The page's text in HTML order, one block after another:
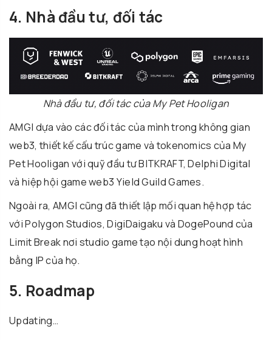
4. Nhà đầu tư, đối tác
Nhà đầu tư, đối tác của My Pet Hooligan
AMGI dựa vào các đối tác của mình trong không gian
web3, thiết kế cấu trúc game và tokenomics của My
Pet Hooligan với quỹ đầu tư BITKRAFT, Delphi Digital
và hiệp hội game web3 Yield Guild Games.
Ngoài ra, AMGI cũng đã thiết lập mối quan hệ hợp tác
với Polygon Studios, DigiDaigaku và DogePound của
Limit Break nơi studio game tạo nội dung hoạt hình
bằng IP của họ.
5. Roadmap
Updating…